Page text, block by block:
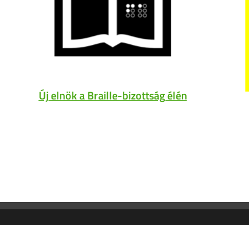
Új elnök a Braille-bizottság élén